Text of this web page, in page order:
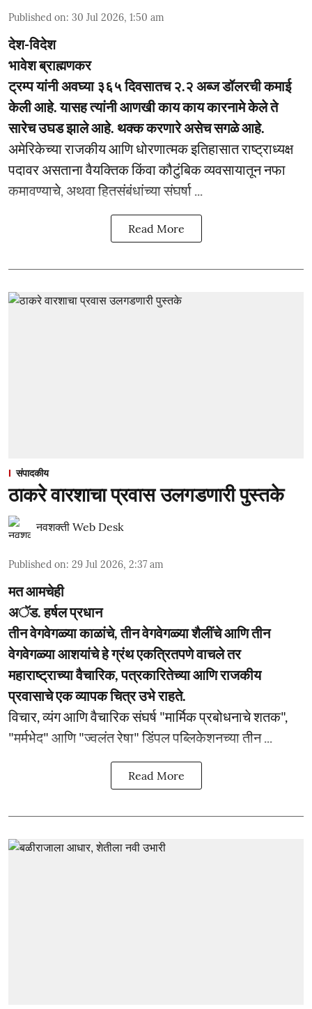
Published on: 30 Jul 2026, 1:50 am
देश-विदेश
भावेश ब्राह्मणकर
ट्रम्प यांनी अवघ्या ३६५ दिवसातच २.२ अब्ज डॉलरची कमाई
केली आहे. यासह त्यांनी आणखी काय काय कारनामे केले ते
सारेच उघड झाले आहे. थक्क करणारे असेच सगळे आहे.
अमेरिकेच्या राजकीय आणि धोरणात्मक इतिहासात राष्ट्राध्यक्ष
पदावर असताना वैयक्तिक किंवा कौटुंबिक व्यवसायातून नफा
कमावण्याचे, अथवा हितसंबंधांच्या संघर्षा ...
Read More
संपादकीय
ठाकरे वारशाचा प्रवास उलगडणारी पुस्तके
नवशक्ती Web Desk
Published on: 29 Jul 2026, 2:37 am
मत आमचेही
अॅड. हर्षल प्रधान
तीन वेगवेगळ्या काळांचे, तीन वेगवेगळ्या शैलींचे आणि तीन
वेगवेगळ्या आशयांचे हे ग्रंथ एकत्रितपणे वाचले तर
महाराष्ट्राच्या वैचारिक, पत्रकारितेच्या आणि राजकीय
प्रवासाचे एक व्यापक चित्र उभे राहते.
विचार, व्यंग आणि वैचारिक संघर्ष "मार्मिक प्रबोधनाचे शतक",
"मर्मभेद" आणि "ज्वलंत रेषा" डिंपल पब्लिकेशनच्या तीन ...
Read More